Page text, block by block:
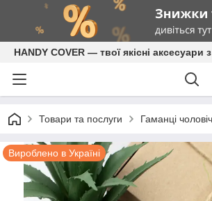
HANDY COVER — твої якісні аксесуари
Товари та послуги Гаманці
Вироблено в Україні